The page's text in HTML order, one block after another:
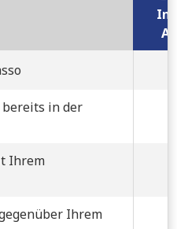
in der
Ihrem
Ihrem